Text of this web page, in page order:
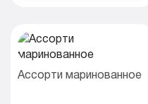
Ассорти маринованное